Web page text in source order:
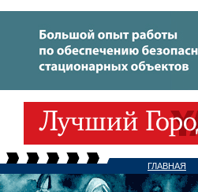
ГЛАВНАЯ